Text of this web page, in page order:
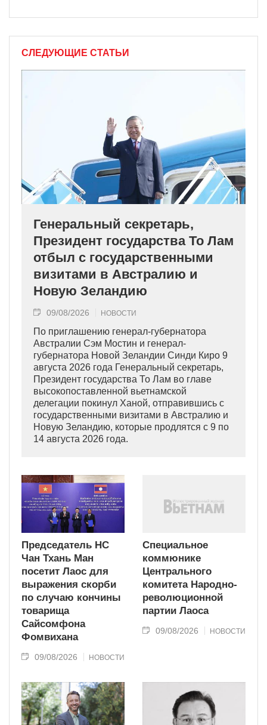
СЛЕДУЮЩИЕ СТАТЬИ
Генеральный секретарь,
Президент государства То Лам
отбыл с государственными
визитами в Австралию и
Новую Зеландию
09/08/2026 НОВОСТИ
По приглашению генерал-губернатора
Австралии Сэм Мостин и генерал-
губернатора Новой Зеландии Синди Киро 9
августа 2026 года Генеральный секретарь,
Президент государства То Лам во главе
высокопоставленной вьетнамской
делегации покинул Ханой, отправившись с
государственными визитами в Австралию и
Новую Зеландию, которые продлятся с 9 по
14 августа 2026 года.
Председатель НС
Чан Тхань Ман
посетит Лаос для
выражения скорби
по случаю кончины
товарища
Сайсомфона
Фомвихана
09/08/2026 НОВОСТИ
Специальное
коммюнике
Центрального
комитета Народно-
революционной
партии Лаоса
09/08/2026 НОВОСТИ